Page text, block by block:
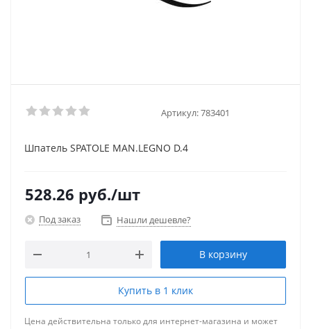
Артикул:783401
Шпатель SPATOLE MAN.LEGNO D.4
528.26 руб./шт
Под заказ Нашли дешевле?
В корзину
Купить в 1 клик
Цена действительна только для интернет-магазина и может